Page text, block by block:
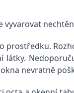
vyvarovat
nevratně